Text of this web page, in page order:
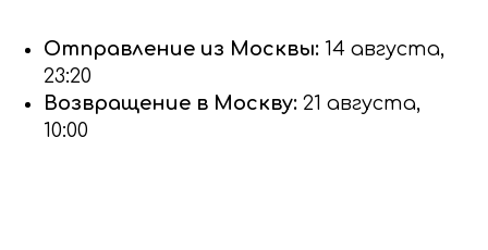
Отправление из Москвы: 14 августа,
23:20
Возвращение в Москву: 21 августа,
10:00